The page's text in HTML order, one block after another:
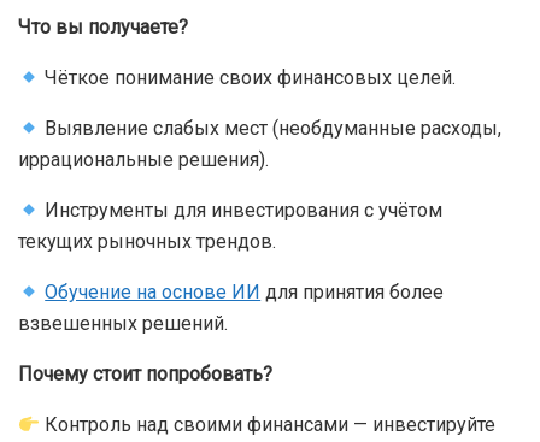
Что вы получаете?
Чёткое понимание своих финансовых целей.
Выявление слабых мест (необдуманные расходы,
иррациональные решения).
Инструменты для инвестирования с учётом
текущих рыночных трендов.
Обучение на основе ИИ для принятия более
взвешенных решений.
Почему стоит попробовать?
Контроль над своими финансами — инвестируйте